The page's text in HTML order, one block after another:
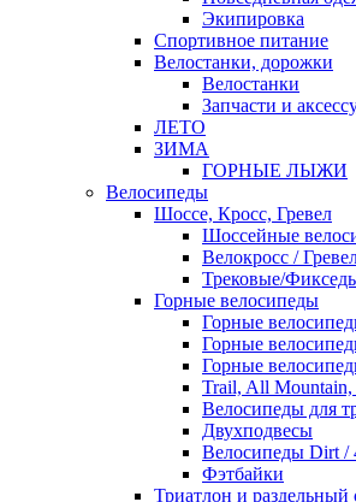
Экипировка
Спортивное питание
Велостанки, дорожки
Велостанки
Запчасти и
ЛЕТО
ЗИМА
ГОРНЫЕ ЛЫЖИ
Велосипеды
Шоссе, Кросс, Гревел
Шоссейные
Велокросс /
Трековые/
Горные велосипеды
Горные
Горные
Горные
Trail, All
Велосипеды для
Двухподвесы
Велосипеды Dirt /
Фэтбайки
Триатлон и раздельный